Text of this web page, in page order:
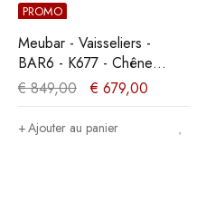
PROMO
Meubar - Vaisseliers -
BAR6 - K677 - Chêne
doré/Noir mat -
131x167x50cm
€849,00 € 679,00
Ajouter au panier